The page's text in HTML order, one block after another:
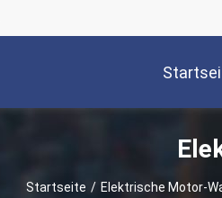
Startseite / Elektrische Motor-